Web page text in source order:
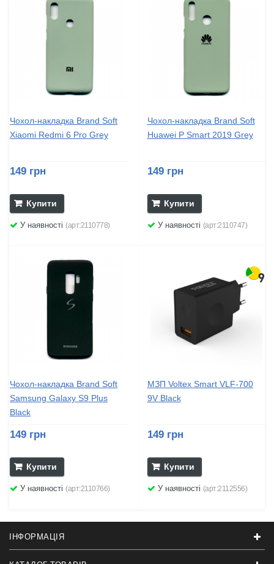
Чохол-накладка Brand Soft
Xiaomi Redmi 6 Pro Grey
149 грн
Купити
У наявності (арт:2110778)
Чохол-накладка Brand Soft
Huawei P Smart 2019 Grey
149 грн
Купити
У наявності (арт:2110747)
Чохол-накладка Brand Soft
Samsung Galaxy S9 Plus
Black
149 грн
Купити
У наявності (арт:2110766)
МЗП Voltex Smart VLF-700
9V Black
149 грн
Купити
У наявності (арт:2112556)
ІНФОРМАЦІЯ